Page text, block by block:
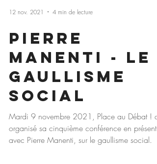
12 nov. 2021 4 min de lecture
Pierre
Manenti - Le
gaullisme
social
Mardi 9 novembre 2021, Place au Débat ! a